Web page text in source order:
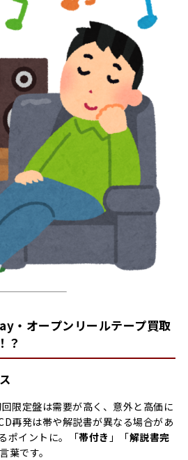
・オープンリールテープ買取
？
限定盤は需要が高く、意外と高価に
再発は帯や解説書が異なる場合があ
ポイントに。「帯付き 」「解説書完
葉です。